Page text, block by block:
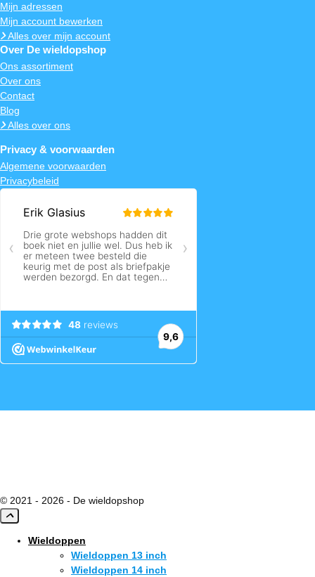
Mijn adressen
Mijn account bewerken
Alles over mijn account
Over De wieldopshop
Ons assortiment
Over ons
Contact
Blog
Alles over ons
Privacy & voorwaarden
Algemene voorwaarden
Privacybeleid
© 2021 - 2026 - De wieldopshop
Wieldoppen
Wieldoppen 13 inch
Wieldoppen 14 inch